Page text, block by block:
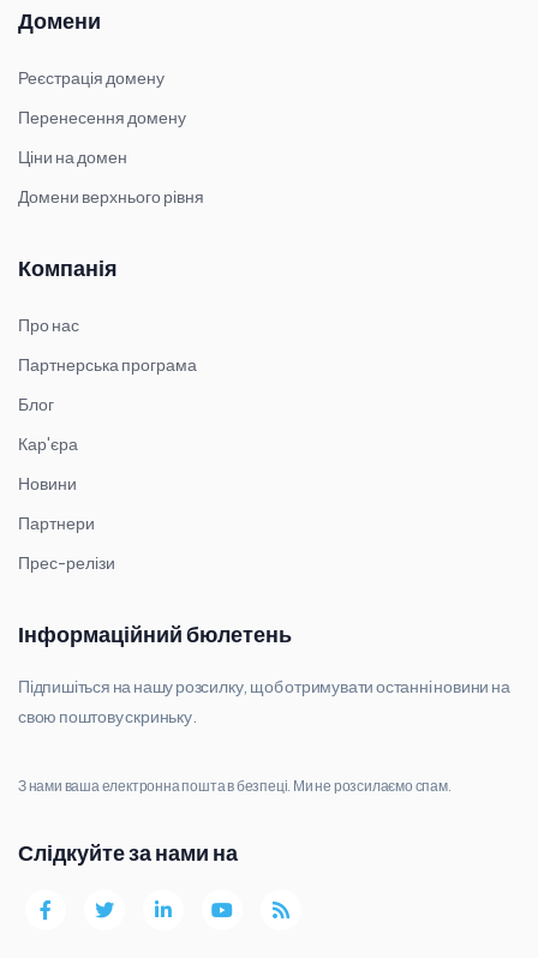
Домени
Реєстрація домену
Перенесення домену
Ціни на домен
Домени верхнього рівня
Компанія
Про нас
Партнерська програма
Блог
Кар'єра
Новини
Партнери
Прес-релізи
Інформаційний бюлетень
Підпишіться на нашу розсилку, щоб отримувати останні новини на
свою поштову скриньку.
З нами ваша електронна пошта в безпеці. Ми не розсилаємо спам.
Слідкуйте за нами на